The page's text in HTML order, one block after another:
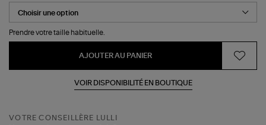
Prendre votre taille habituelle.
AJOUTER AU PANIER
VOIR DISPONIBILITÉ EN BOUTIQUE
VOTRE CONSEILLÈRE LULLI